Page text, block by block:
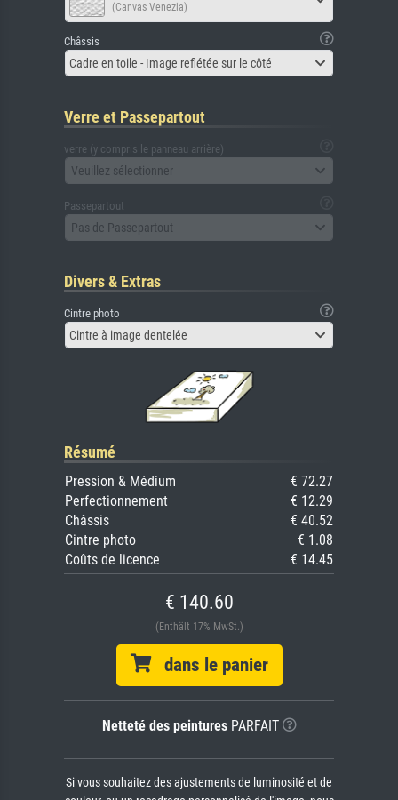
(Canvas Venezia)
Châssis
Cadre en toile - Image reflétée sur le côté
Verre et Passepartout
verre (y compris le panneau arrière)
Veuillez sélectionner
Passepartout
Pas de Passepartout
Divers & Extras
Cintre photo
Cintre à image dentelée
Résumé
Pression & Médium
€ 72.27
Perfectionnement
€ 12.29
Châssis
€ 40.52
Cintre photo
€ 1.08
Coûts de licence
€ 14.45
€ 140.60
(Enthält 17% MwSt.)
dans le panier
Netteté des peinturesPARFAIT
Si vous souhaitez des ajustements de luminosité et de